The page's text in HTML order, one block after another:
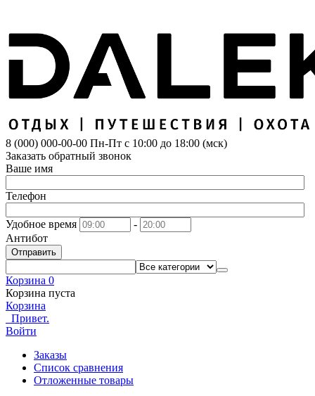
8 (000) 000-00-00 Пн-Пт с 10:00 до 18:00 (мск)
Заказать обратный звонок
Ваше имя
Телефон
Удобное время
-
Антибот
Отправить
Корзина 0
Корзина пуста
Корзина
Привет.
Войти
Заказы
Список сравнения
Отложенные товары